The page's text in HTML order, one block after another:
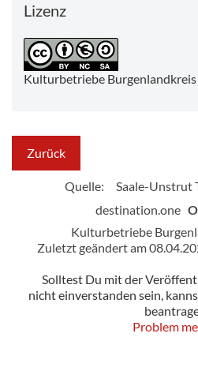
Lizenz
Kulturbetriebe
Zurück
Quelle:
Saale-Unstrut
destination.one
Kulturbetriebe
Zuletzt geändert am
Solltest Du mit der
nicht einverstanden sein,
Problem